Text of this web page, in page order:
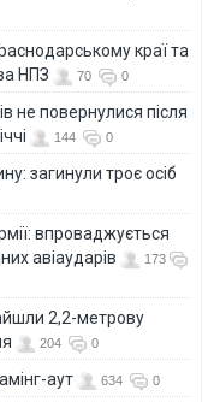
краї та
НПЗ
70 0
не повернулися після
144 0
загинули троє осіб
впроваджується
авіаударів
173
2,2-метрову
204 0
аут 634 0